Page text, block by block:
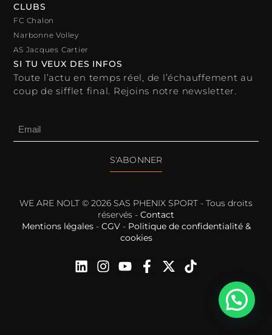
CLUBS
FC Chalon
Narbonne Volley
AS Jacques Cartier
SI TU VEUX DES INFOS
Toute l’actu en temps réel, de l’échauffement au
coup de sifflet final. Rejoins notre newsletter.
S'ABONNER
WE ARE NOLT © 2026 SAS PHENIX SPORT - Tous droits
réservés - Contact
Mentions légales- CGV- Politique de confidentialité &
cookies